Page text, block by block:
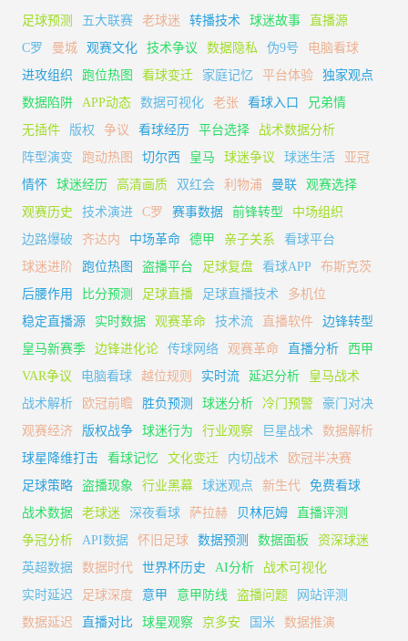
足球预测 五大联赛 老球迷 转播技术 球迷故事
直播源
C罗
曼城 观赛文化 技术争议 数据隐私 伪9号
电脑看球
进攻组织
跑位热图 看球变迁 家庭记忆 平台体验
独家观点
数据陷阱
APP动态 数据可视化 老张 看球入口
兄弟情
无插件
版权 争议 看球经历 平台选择
战术数据分析
阵型演变
跑动热图 切尔西 皇马 球迷争议 球迷生活
亚冠
情怀
球迷经历 高清画质 双红会 利物浦 曼联
观赛选择
观赛历史
技术演进 C罗 赛事数据 前锋转型
中场组织
边路爆破
齐达内 中场革命 德甲 亲子关系
看球平台
球迷进阶
跑位热图 盗播平台 足球复盘 看球APP
布斯克茨
后腰作用
比分预测 足球直播 足球直播技术
多机位
稳定直播源
实时数据 观赛革命 技术流 直播软件
边锋转型
皇马新赛季
边锋进化论 传球网络 观赛革命 直播分析
西甲
VAR争议
电脑看球 越位规则 实时流 延迟分析
皇马战术
战术解析
欧冠前瞻 胜负预测 球迷分析 冷门预警
豪门对决
观赛经济
版权战争 球迷行为 行业观察 巨星战术
数据解析
球星降维打击
看球记忆 文化变迁 内切战术
欧冠半决赛
足球策略
盗播现象 行业黑幕 球迷观点 新生代
免费看球
战术数据
老球迷 深夜看球 萨拉赫 贝林厄姆
直播评测
争冠分析
API数据 怀旧足球 数据预测 数据面板
资深球迷
英超数据
数据时代 世界杯历史 AI分析
战术可视化
实时延迟
足球深度 意甲 意甲防线 盗播问题
网站评测
数据延迟
直播对比 球星观察 京多安 国米
数据推演